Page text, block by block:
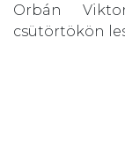
Orbán
csütörtökön